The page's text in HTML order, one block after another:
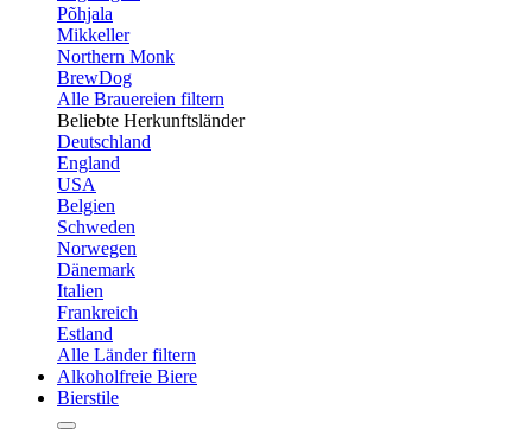
Põhjala
Mikkeller
Northern Monk
BrewDog
Alle Brauereien filtern
Beliebte Herkunftsländer
Deutschland
England
USA
Belgien
Schweden
Norwegen
Dänemark
Italien
Frankreich
Estland
Alle Länder filtern
Alkoholfreie Biere
Bierstile